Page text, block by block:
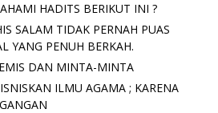
HADITS BERIKUT INI ?
SALAM TIDAK PERNAH PUAS
YANG PENUH BERKAH.
DAN MINTA-MINTA
ILMU AGAMA ; KARENA